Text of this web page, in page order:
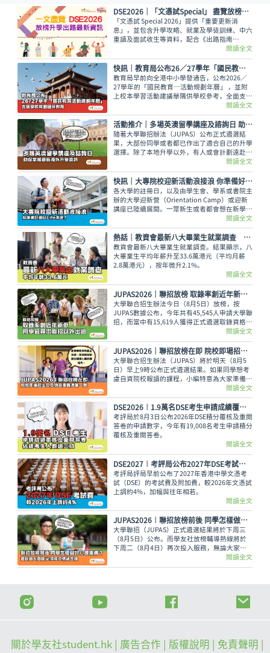
DSE2026│「文憑試Special」 盡覽放榜升學出路最新資訊
「文憑試 Special 2026」提供「重要更新消
息」，並包含升學攻略、就業及學徒訓練、中六
重讀及面試收生等資料，配合《出路指南
2026》讓讀者線上線下接收最全面的放榜動
向！
閱讀全文
快訊｜教育局公布26／27學年「國民教育活動規劃年曆」 支援學校規劃國民教育
教育局早前向全港中小學發通告，公布2026／
27學年的「國民教育─活動規劃年曆」 ，並附
上校本學習活動建議舉隅供學校參考，全面支援
閱讀全文
活動推介｜多場英澳留學講座及諮詢日 助你掌握最新海外升學資訊
隨著大學聯招辦法（JUPAS）公布正式遴選結
果，大部份同學或者都已作出了適合自己的升學
選擇。除了本地升學以外，有人或會計劃遠赴外
地學習，而在這個8月便有多場英國及澳洲大學
的升學講座，除了介紹兩地熱門課程，也會簡介
簽證及生活費等重要資訊。
閱讀全文
快訊｜大專院校迎新活動浪接浪 你準備好過U Life未呢？
各大學的註冊日，以及由學生會、學系或書院主
辦的大學迎新營（Orientation Camp）或迎新
講座已陸續展開。一眾新生或者都會想在新學年
早些適應新環境，結識到新的同學，迎接豐富精
彩的大學生活。
閱讀全文
熱話│教資會最新八大畢業生就業調查 平均年薪33.6萬元
教資會最新八大畢業生就業調查。結果顯示，八
大畢業生平均年薪升至33.6萬港元（平均月薪
2.8萬港元），按年微升2.1%。
閱讀全文
JUPAS2026｜聯招放榜 取錄率創近年新低 同學宜尋求聯招以外出路
大學聯合招生辦法今日（8月5日）放榜，按
JUPAS數據公布，今年共有45,545人申請大學聯
招，而當中有15,619人獲得正式遴選取錄資格，
佔整體申請人數僅34.29%，創下近年新低。即
留意聯招以外的選擇呢。
閱讀全文
JUPAS2026｜聯招放榜在即 院校即場招生日及物資準備清單一覽
大學聯合招生辦法（JUPAS）將於明天（8月5
日）早上9時公布正式遴選結果。如果同學想考
慮自資院校報讀的課程，小編特意為大家準備了
各大專院校的即場招生日詳情與物品準備清單，
讓大家今晚順利執拾行裝，安心休息。
閱讀全文
DSE2026︱1.9萬名DSE考生申請成績覆核及重閱答卷 佔總考生人數逾三成
考評局於8月3日公布2026年DSE積分覆核及重閱
答卷的申請數字，今年有19,008名考生申請積分
覆核及重閱答卷。
閱讀全文
DSE2027︱考評局公布2027年DSE考試費 較2026年上調約4%
考評局評局早前公布了2027年香港中學文憑考
試（DSE）的考試費及附加費，較2026年文憑試
上調約4%，加幅與往年相若。
閱讀全文
JUPAS2026︱聯招放榜前後 同學怎樣做好心理準備？面對過大困擾 必須尋求情緒支援
大學聯招（JUPAS）正式遴選結果將於下周三
（8月5日）公布。而學友社放榜輔導熱線將於
下周二（8月4日）再次投入服務，無論大家有
甚麼出路疑問，又或需要支援輔導、尋求專業意
見，都可致電2503 3399，與學友社輔導員盡情
閱讀全文
關於學友社student.hk | 廣告合作 | 版權說明
| 免責聲明 |